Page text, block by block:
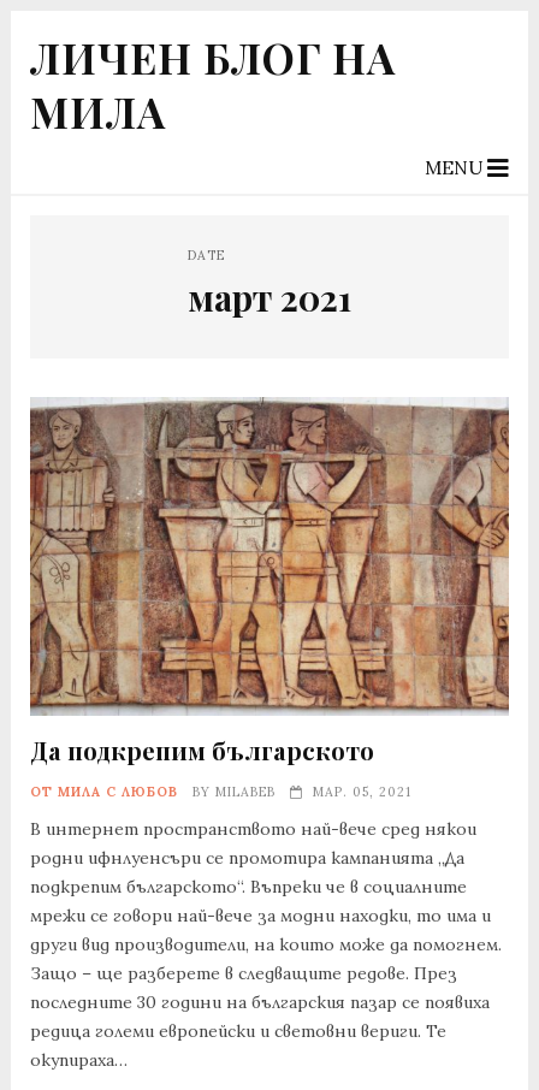
ЛИЧЕН БЛОГ НА
МИЛА
MENU
DATE
март 2021
Да подкрепим българското
ОТ МИЛА С ЛЮБОВ BY MILABEB МАР. 05, 2021
В интернет пространството най-вече сред някои
родни ифнлуенсъри се промотира кампанията „Да
подкрепим българското“. Въпреки че в социалните
мрежи се говори най-вече за модни находки, то има и
други вид производители, на които може да помогнем.
Защо – ще разберете в следващите редове. През
последните 30 години на българския пазар се появиха
редица големи европейски и световни вериги. Те
окупираха…